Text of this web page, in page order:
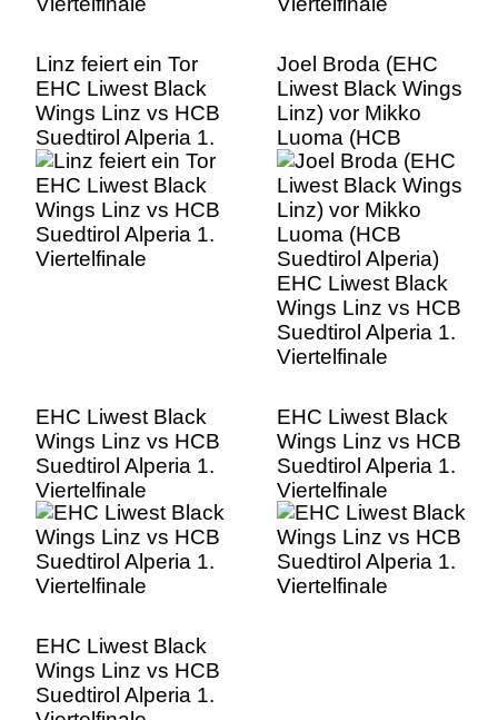
Linz feiert ein Tor
EHC Liwest Black
Wings Linz vs HCB
Suedtirol Alperia 1.
Viertelfinale
Joel Broda (EHC
Liwest Black Wings
Linz) vor Mikko
Luoma (HCB
Suedtirol Alperia)
EHC Liwest Black
Wings Linz vs HCB
Suedtirol Alperia 1.
Viertelfinale
EHC Liwest Black
Wings Linz vs HCB
Suedtirol Alperia 1.
Viertelfinale
EHC Liwest Black
Wings Linz vs HCB
Suedtirol Alperia 1.
Viertelfinale
EHC Liwest Black
Wings Linz vs HCB
Suedtirol Alperia 1.